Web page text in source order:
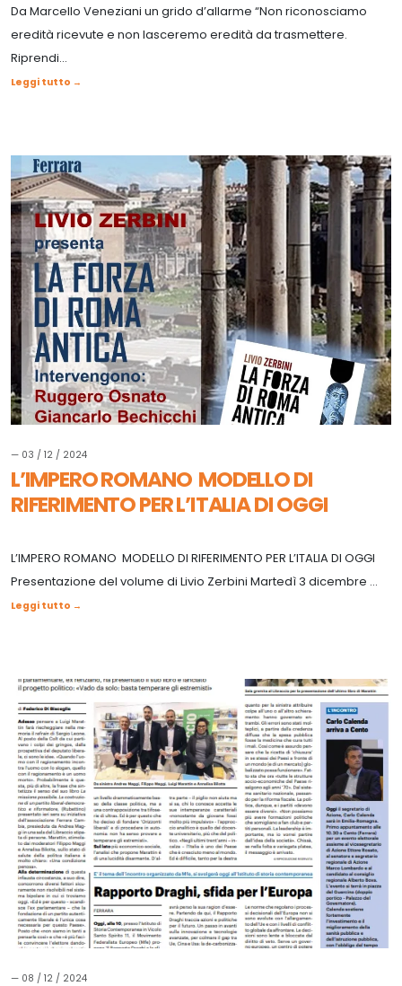
Da Marcello Veneziani un grido d’allarme “Non riconosciamo
eredità ricevute e non lasceremo eredità da trasmettere.
Riprendi...
Leggi tutto →
— 03 / 12 / 2024
L’IMPERO ROMANO MODELLO DI
RIFERIMENTO PER L’ITALIA DI OGGI
L’IMPERO ROMANO MODELLO DI RIFERIMENTO PER L’ITALIA DI OGGI
Presentazione del volume di Livio Zerbini Martedì 3 dicembre ...
Leggi tutto →
— 08 / 12 / 2024